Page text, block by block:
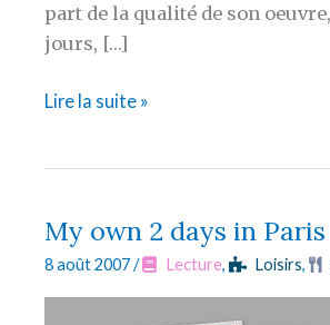
part de la qualité de son
jours, […]
Le
en
français
Lire la suite »
My own 2 days in Paris
8 août 2007/ Lecture, Loisirs,